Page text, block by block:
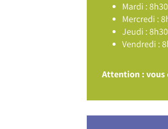
Mardi :
Mercredi :
Jeudi :
Vendredi :
Attention : vous